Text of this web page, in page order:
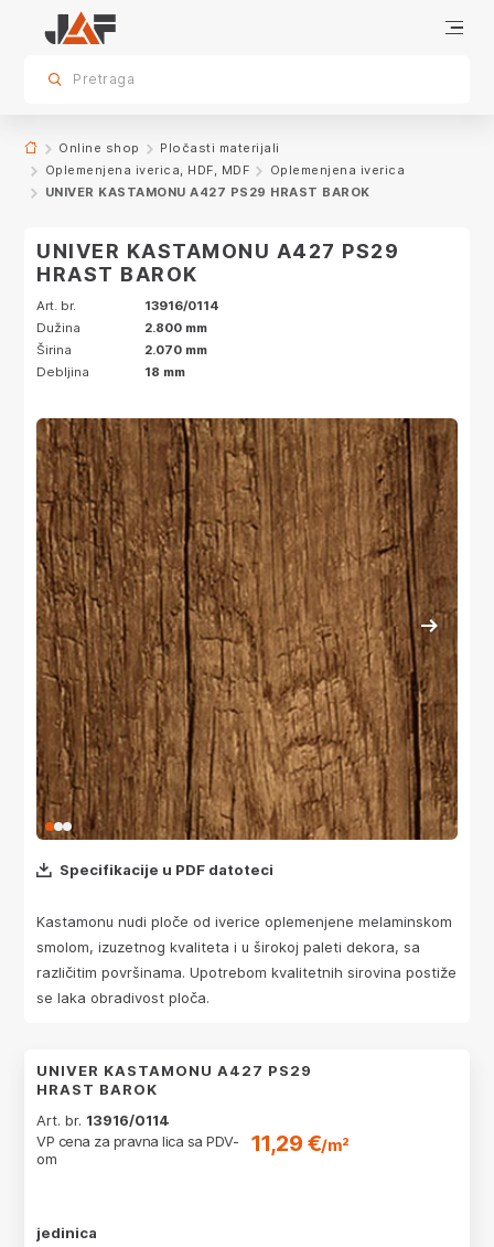
sr.skip-to.main-content
sr.skip-to.table-of-contents
sr.skip-to.main-navigation
Specifikacije
Karakteristike
Pretraga
Online shop
Pločasti materijali
Oplemenjena iverica, HDF, MDF
Oplemenjena iverica
UNIVER KASTAMONU A427 PS29 HRAST BAROK
UNIVER KASTAMONU A427 PS29
HRAST BAROK
Art. br.
13916/0114
Dužina
2.800 mm
Širina
2.070 mm
Debljina
18 mm
Specifikacije u PDF datoteci
Kastamonu nudi ploče od iverice oplemenjene melaminskom
smolom, izuzetnog kvaliteta i u širokoj paleti dekora, sa
različitim površinama. Upotrebom kvalitetnih sirovina postiže
se laka obradivost ploča.
UNIVER KASTAMONU A427 PS29
HRAST BAROK
Art. br. 13916/0114
VP cena za pravna lica sa PDV-
om
11,29 €/m²
jedinica